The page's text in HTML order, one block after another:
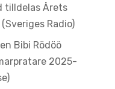
tilldelas Årets
Radio)
Bibi Rödöö
2025-